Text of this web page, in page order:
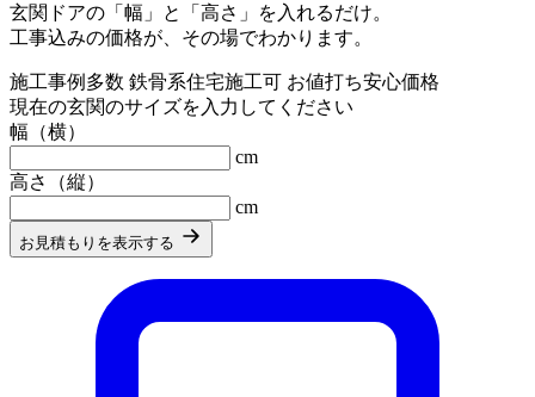
玄関ドアの「幅」と「高さ」を入れるだけ。
工事込みの価格が、その場でわかります。
施工事例多数 鉄骨系住宅施工可 お値打ち安心価格
現在の玄関のサイズを入力してください
幅（横）
cm
高さ（縦）
cm
お見積もりを表示する